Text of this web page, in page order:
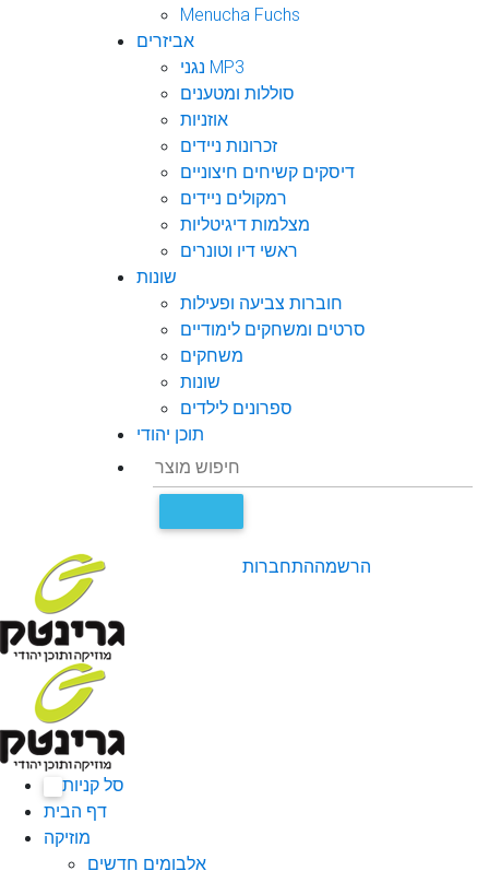
Menucha Fuchs
אביזרים
נגני MP3
סוללות ומטענים
אוזניות
זכרונות ניידים
דיסקים קשיחים חיצוניים
רמקולים ניידים
מצלמות דיגיטליות
ראשי דיו וטונרים
שונות
חוברות צביעה ופעילות
סרטים ומשחקים לימודיים
משחקים
שונות
ספרונים לילדים
תוכן יהודי
התחברותהרשמה
סל קניות
דף הבית
מוזיקה
אלבומים חדשים